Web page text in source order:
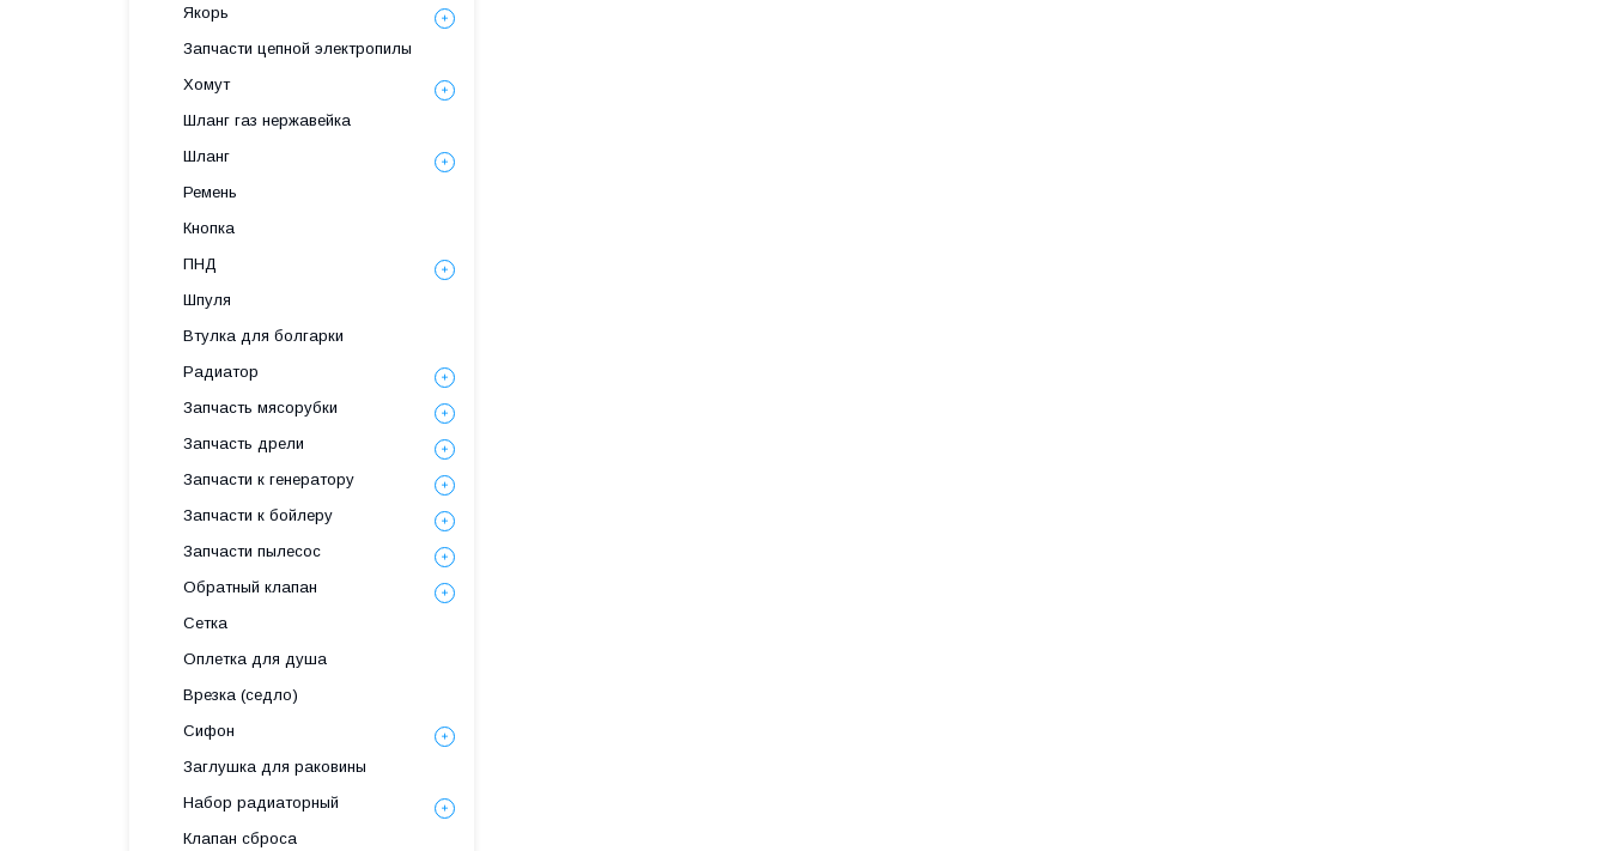
Якорь
Запчасти цепной электропилы
Хомут
Шланг газ нержавейка
Шланг
Ремень
Кнопка
ПНД
Шпуля
Втулка для болгарки
Радиатор
Запчасть мясорубки
Запчасть дрели
Запчасти к генератору
Запчасти к бойлеру
Запчасти пылесос
Обратный клапан
Сетка
Оплетка для душа
Врезка (седло)
Сифон
Заглушка для раковины
Набор радиаторный
Клапан сброса